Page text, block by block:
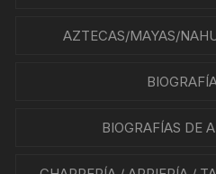
AZTECAS/MAYAS/
BIOGRAFÍAS DE